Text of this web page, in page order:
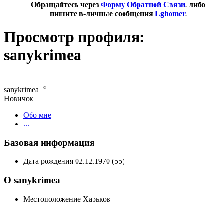
Обращайтесь через Форму Обратной Связи, либо
пишите в-личные сообщения Lghomer.
Просмотр профиля:
sanykrimea
sanykrimea
Новичок
Обо мне
...
Базовая информация
Дата рождения 02.12.1970 (55)
О sanykrimea
Местоположение Харьков